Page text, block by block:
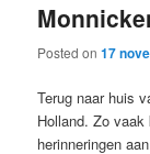
Posted on17
Terug naar huis
Holland. Zo
herinneringen